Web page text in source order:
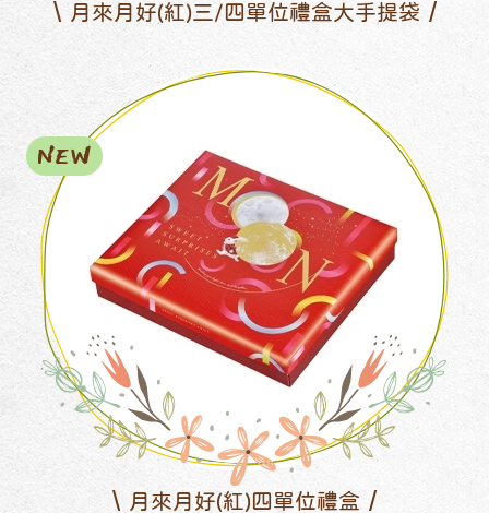
月來月好(紅)三/四單位禮盒大手提袋
月來月好(紅)四單位禮盒
NEW